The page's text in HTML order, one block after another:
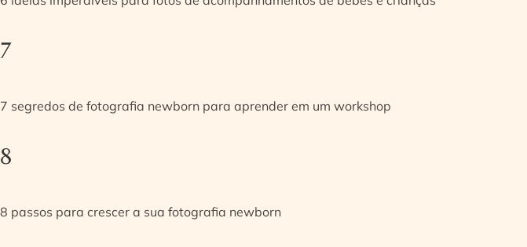
7
7 segredos de fotografia newborn para aprender em um workshop
8
8 passos para crescer a sua fotografia newborn